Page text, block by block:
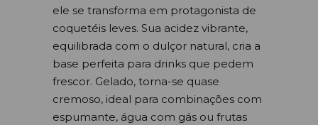
ele se transforma em protagonista de
coquetéis leves. Sua acidez vibrante,
equilibrada com o dulçor natural, cria a
base perfeita para drinks que pedem
frescor. Gelado, torna-se quase
cremoso, ideal para combinações com
espumante, água com gás ou frutas